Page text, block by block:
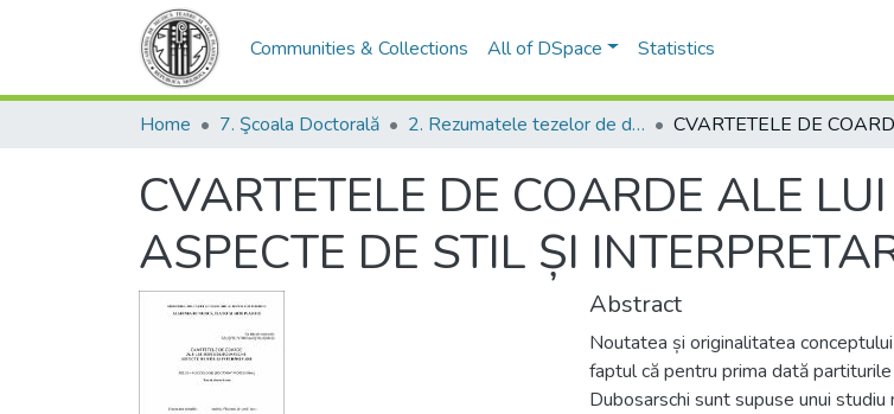
Communities & Collections All of DSpace Statistics
Home 7. Şcoala Doctorală 2. Rezumatele tezelor de doctor
CVARTETELE DE COARDE ALE
ASPECTE DE STIL ȘI
Abstract
Noutatea și originalitatea
faptul că pentru prima dată
Dubosarschi sunt supuse unui